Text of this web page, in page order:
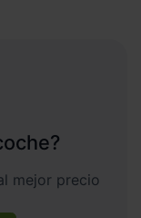
mejor precio